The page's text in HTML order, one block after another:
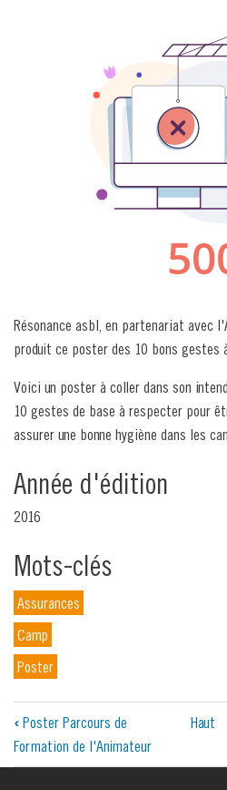
Résonance asbl, en partenariat avec
produit ce poster des 10 bons gestes
Voici un poster à coller dans son
10 gestes de base à respecter pour
assurer une bonne hygiène dans les
Année d'édition
2016
Mots-clés
Assurances
Camp
Poster
Liens
transversaux
‹Poster Parcours de
Formation de l'Animateur
Haut